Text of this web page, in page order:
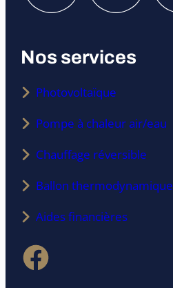
Nos services
Photovoltaïque
Pompe à chaleur air/eau
Chauffage réversible
Ballon thermodynamique
Aides financières
Facebook